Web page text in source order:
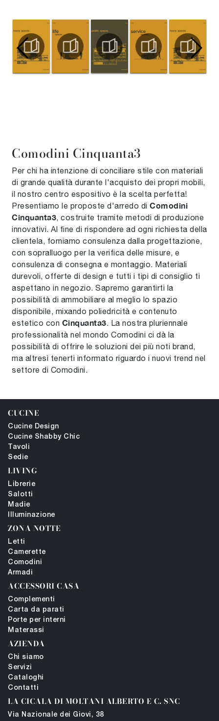
Comodini Cinquanta3
Per chi ha intenzione di conciliare stile con materiali
di grande qualità durante l'acquisto dei propri mobili,
il nostro centro espositivo è la scelta perfetta!
Presentiamo le proposte d'arredo di Comodini
Cinquanta3, costruite tramite metodi di produzione
innovativi. Al fine di rispondere ad ogni richiesta della
clientela, forniamo consulenza dalla progettazione,
con sopralluogo per la verifica delle misure, e
consulenza di consegna e montaggio. Materiali
durevoli, offerte di design e tutti i tipi di consiglio ti
aspettano in negozio. Sapremo garantirti la
possibilità di ammobiliare al meglio lo spazio
disponibile, mixando poliedricità e contenuto
estetico con Cinquanta3. La nostra pluriennale
professionalità nel mondo Comodini ci dà la
possibilità di offrire le soluzioni dei più noti brand,
ma altresì tenerti informato riguardo i nuovi trend nel
settore di Comodini.
CUCINE
Cucine Design
Cucine Shabby Chic
Tavoli
Sedie
LIVING
Librerie
Salotti
Madie
Illuminazione
ZONA NOTTE
Letti
Camerette
Comodini
Armadi
ACCESSORI CASA
Complementi
Carta da parati
Porte per interni
Materassi
AZIENDA
Chi siamo
Servizi
Cataloghi
Contatti
LA CICALA DI MOLTANI ALBERTO E C. SNC
Via Nazionale dei Giovi, 38